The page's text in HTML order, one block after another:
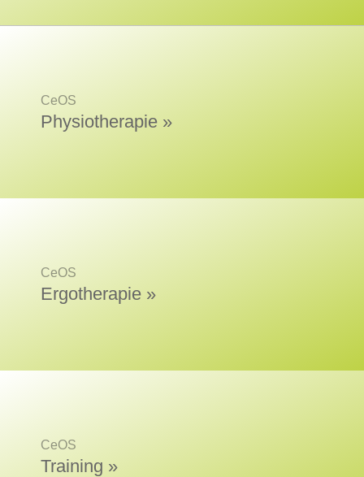
CeOS
Physiotherapie »
CeOS
Ergotherapie »
CeOS
Training »